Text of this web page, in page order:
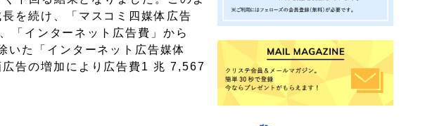
を続け、「マスコミ四媒体広告
「インターネット広告費」から
いた「インターネット広告媒体
告の増加により広告費1 兆 7,567